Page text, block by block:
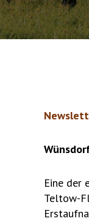
Eine der
Teltow-